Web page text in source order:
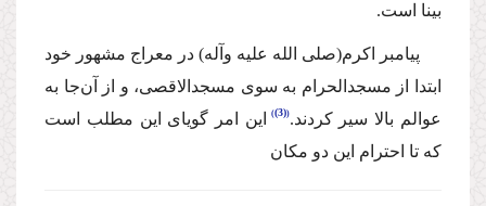
بینا است.
پیامبر اكرم(صلى الله علیه وآله) در معراج مشهور خود
ابتدا از مسجدالحرام به سوى مسجدالاقصى، و از آن‌جا به
عوالم بالا سیر كردند. (3)
این امر گویاى این مطلب است
كه تا احترام این دو مكان